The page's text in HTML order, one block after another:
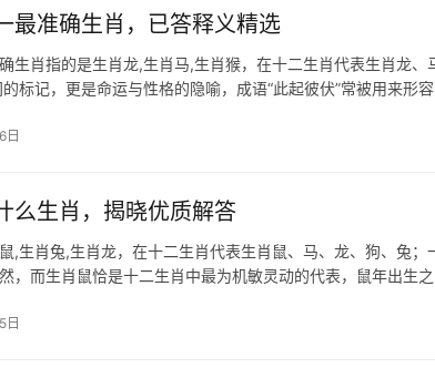
最准确生肖，已答释义精选
生肖指的是生肖龙,生肖马,生肖猴，在十二生肖代表生肖龙
标记，更是命运与性格的隐喻，成语“此起彼伏”常被用来形
日
么生肖，揭晓优质解答
,生肖兔,生肖龙，在十二生肖代表生肖鼠、马、龙、狗、兔
，而生肖鼠恰是十二生肖中最为机敏灵动的代表，鼠年出生
日